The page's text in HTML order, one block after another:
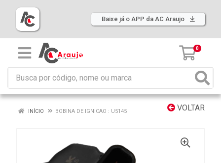
Baixe já o APP da AC Araujo
0
VOLTAR
INÍCIO BOBINA DE IGNICAO : U5145